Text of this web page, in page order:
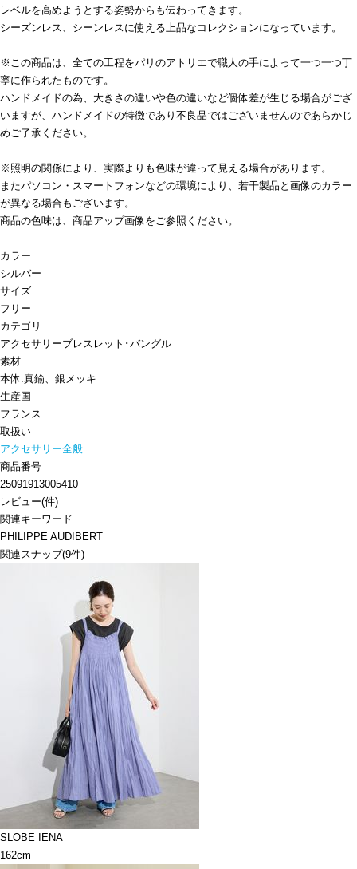
レベルを高めようとする姿勢からも伝わってきます。
シーズンレス、シーンレスに使える上品なコレクションになっています。
※この商品は、全ての工程をパリのアトリエで職人の手によって一つ一つ丁
寧に作られたものです。
ハンドメイドの為、大きさの違いや色の違いなど個体差が生じる場合がござ
いますが、ハンドメイドの特徴であり不良品ではございませんのであらかじ
めご了承ください。
※照明の関係により、実際よりも色味が違って見える場合があります。
またパソコン・スマートフォンなどの環境により、若干製品と画像のカラー
が異なる場合もございます。
商品の色味は、商品アップ画像をご参照ください。
カラー
シルバー
サイズ
フリー
カテゴリ
アクセサリーブレスレット･バングル
素材
本体:真鍮、銀メッキ
生産国
フランス
取扱い
アクセサリー全般
商品番号
25091913005410
レビュー(件)
関連キーワード
PHILIPPE AUDIBERT
関連スナップ(9件)
SLOBE IENA
162cm